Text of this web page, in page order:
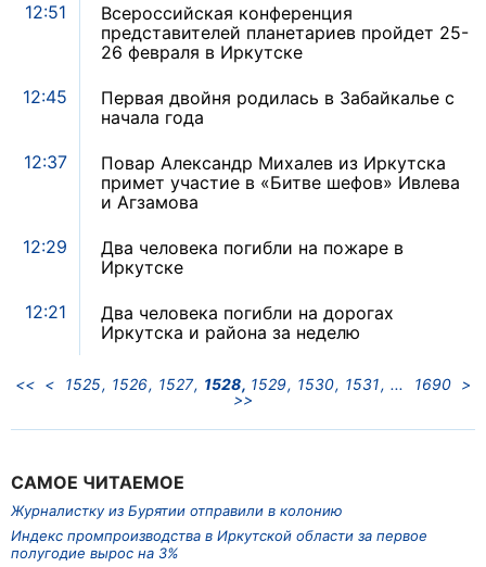
САМОЕ ЧИТАЕМОЕ
Журналистку из Бурятии отправили в колонию
Индекс промпроизводства в Иркутской области за первое
полугодие вырос на 3%
12:51
Всероссийская конференция
представителей планетариев пройдет 25-
26 февраля в Иркутске
12:45
Первая двойня родилась в Забайкалье с
начала года
12:37
Повар Александр Михалев из Иркутска
примет участие в «Битве шефов» Ивлева
и Агзамова
12:29
Два человека погибли на пожаре в
Иркутске
12:21
Два человека погибли на дорогах
Иркутска и района за неделю
<< < 1525 1526 1527 1528 1529 1530 1531 1690
>
>>